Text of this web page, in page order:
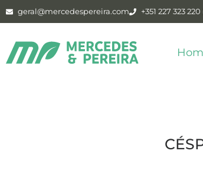
geral@mercedespereira.com +351 227 323